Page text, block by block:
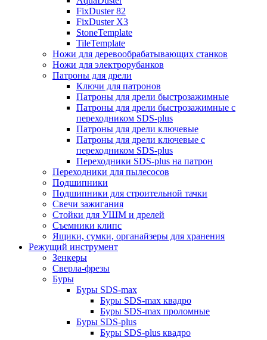
FixDuster 82
FixDuster Х3
StoneTemplate
TileTemplate
Ножи для деревообрабатывающих станков
Ножи для электрорубанков
Патроны для дрели
Ключи для патронов
Патроны для дрели быстрозажимные
Патроны для дрели быстрозажимные с
переходником SDS-plus
Патроны для дрели ключевые
Патроны для дрели ключевые с
переходником SDS-plus
Переходники SDS-plus на патрон
Переходники для пылесосов
Подшипники
Подшипники для строительной тачки
Свечи зажигания
Стойки для УШМ и дрелей
Съемники клипс
Ящики, сумки, органайзеры для хранения
Режущий инструмент
Зенкеры
Сверла-фрезы
Буры
Буры SDS-max
Буры SDS-max квадро
Буры SDS-max проломные
Буры SDS-plus
Буры SDS-plus квадро